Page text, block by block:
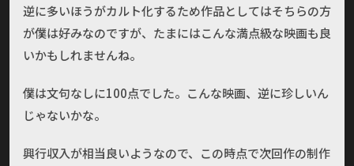
逆に多いほうがカルト化するため作品としてはそちらの方
が僕は好みなのですが、たまにはこんな満点級な映画も良
いかもしれませんね。
僕は文句なしに100点でした。こんな映画、逆に珍しいん
じゃないかな。
興行収入が相当良いようなので、この時点で次回作の制作